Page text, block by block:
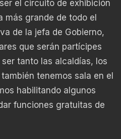
el circuito de exhibición
más grande de todo el
de la jefa de Gobierno,
que serán partícipes
tanto las alcaldías, los
también tenemos sala en el
habilitando algunos
funciones gratuitas de